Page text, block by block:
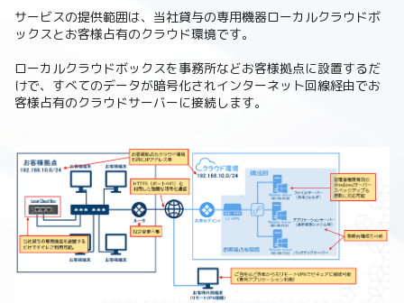
サービスの提供範囲は、当社貸与の専用機器ローカルクラウドボ
ックスとお客様占有のクラウド環境です。
ローカルクラウドボックスを事務所などお客様拠点に設置するだ
けで、すべてのデータが暗号化されインターネット回線経由でお
客様占有のクラウドサーバーに接続します。